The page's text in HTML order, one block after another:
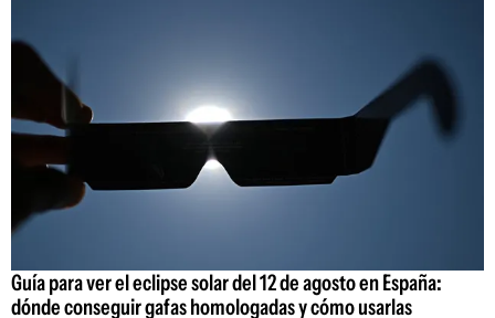
Guía para ver el eclipse solar del 12 de agosto en España:
dónde conseguir gafas homologadas y cómo usarlas